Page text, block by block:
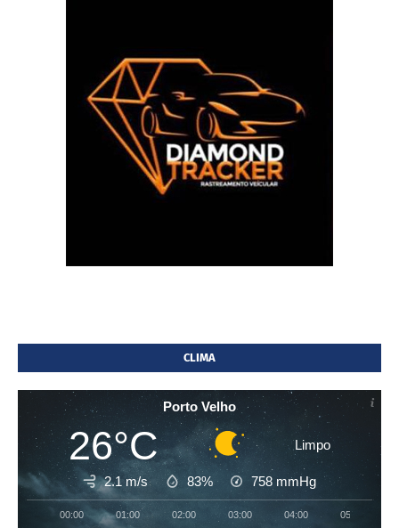
CLIMA
Porto Velho
26°C Limpo
2.1 m/s 83% 758 mmHg
00:00 01:00 02:00 03:00 04:00 05:00